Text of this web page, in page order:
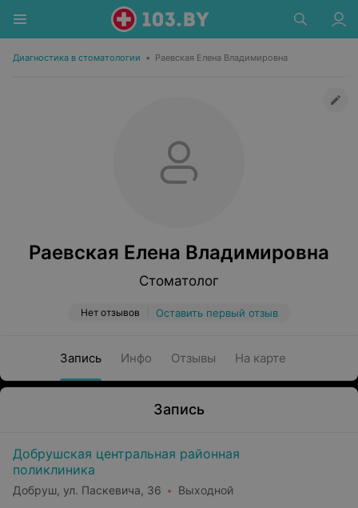
Диагностика в стоматологии • Раевская Елена Владимировна
Раевская Елена Владимировна
Стоматолог
Нет отзывов Оставить первый отзыв
Запись Инфо Отзывы На карте
Запись
Добрушская центральная районная
поликлиника
Добруш, ул. Паскевича, 36 Выходной